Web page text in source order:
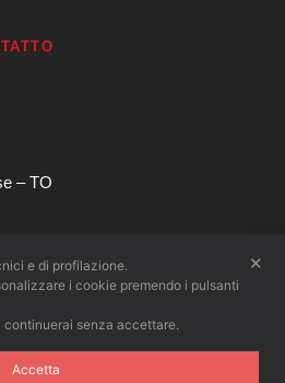
– TO
✕
e di profilazione.
i cookie premendo i pulsanti
senza accettare.
Accetta